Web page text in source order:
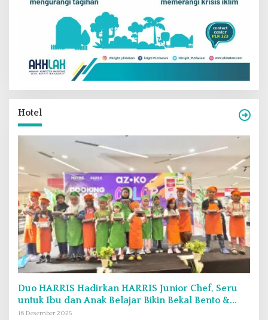
Hotel
Duo HARRIS Hadirkan HARRIS Junior Chef, Seru
untuk Ibu dan Anak Belajar Bikin Bekal Bento &
Kimbab
16 Desember 2025